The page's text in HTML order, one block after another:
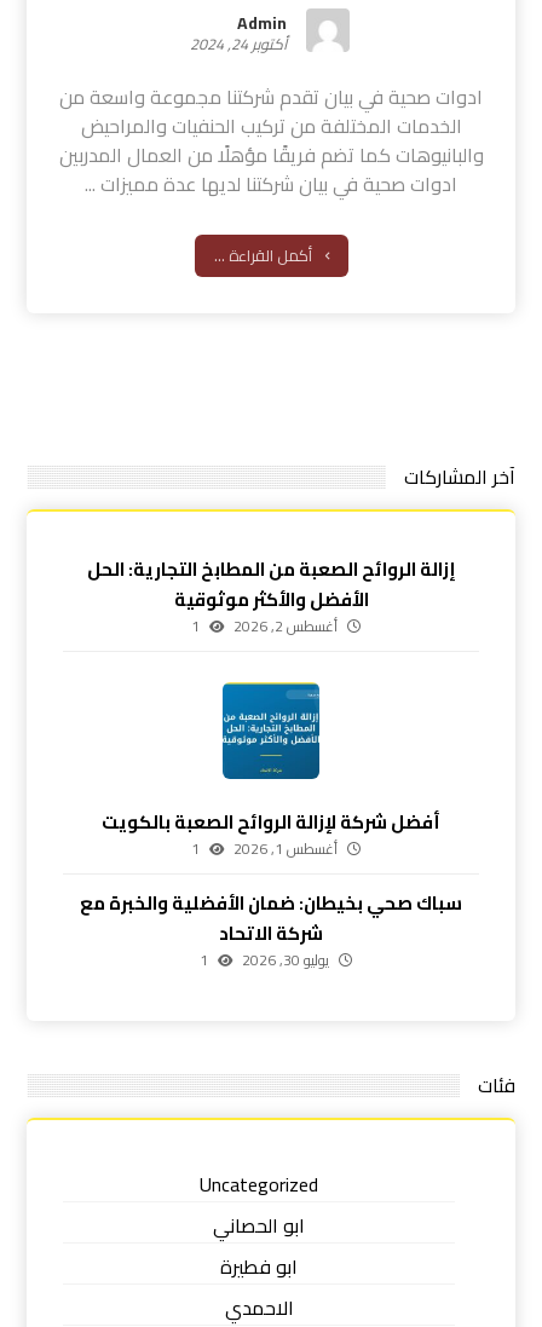
Admin
أكتوبر 24, 2024
ادوات صحية في بيان تقدم شركتنا مجموعة واسعة من
الخدمات المختلفة من تركيب الحنفيات والمراحيض
والبانيوهات كما تضم فريقًا مؤهلًا من العمال المدربين
ادوات صحية في بيان شركتنا لديها عدة مميزات ...
أكمل القراءة ...
آخر المشاركات
إزالة الروائح الصعبة من المطابخ التجارية: الحل
الأفضل والأكثر موثوقية
أغسطس 2, 2026 1
أفضل شركة لإزالة الروائح الصعبة بالكويت
أغسطس 1, 2026 1
سباك صحي بخيطان: ضمان الأفضلية والخبرة مع
شركة الاتحاد
يوليو 30, 2026 1
فئات
Uncategorized
ابو الحصاني
ابو فطيرة
الاحمدي